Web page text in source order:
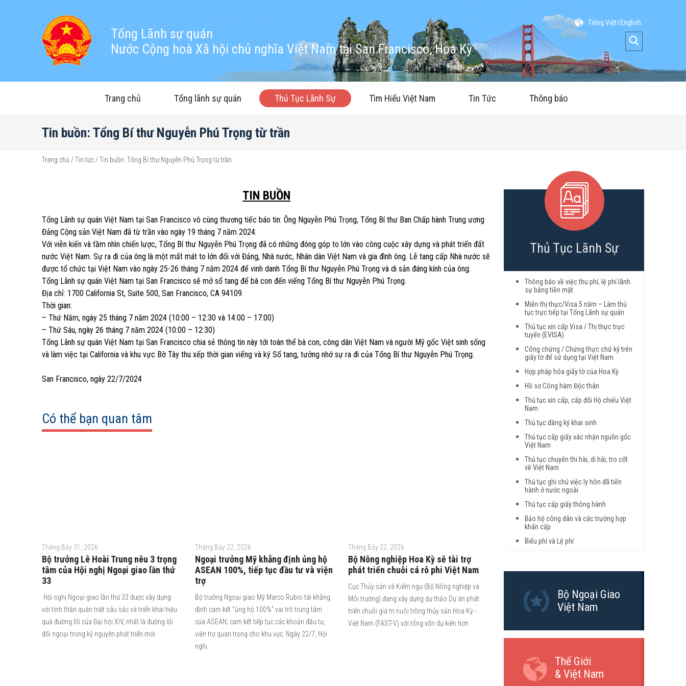
Tổng Lãnh sự quán
Nước Cộng hoà Xã hội chủ nghĩa Việt Nam tại San Francisco, Hoa Kỳ
Tiếng Việt English
Trang chủ Tổng lãnh sự quán Thủ Tục Lãnh Sự Tìm Hiểu Việt Nam Tin Tức Thông báo
Tin buồn: Tổng Bí thư Nguyễn Phú Trọng từ trần
Trang chủ /Tin tức /Tin buồn: Tổng Bí thư Nguyễn Phú Trọng từ trần
TIN BUỒN
Tổng Lãnh sự quán Việt Nam tại San Francisco vô cùng thương tiếc báo tin: Ông Nguyễn Phú Trọng, Tổng Bí thư Ban Chấp hành Trung ương
Đảng Cộng sản Việt Nam đã từ trần vào ngày 19 tháng 7 năm 2024.
Với viễn kiến và tầm nhìn chiến lược, Tổng Bí thư Nguyễn Phú Trọng đã có những đóng góp to lớn vào công cuộc xây dựng và phát triển đất
nước Việt Nam. Sự ra đi của ông là một mất mát to lớn đối với Đảng, Nhà nước, Nhân dân Việt Nam và gia đình ông. Lễ tang cấp Nhà nước sẽ
được tổ chức tại Việt Nam vào ngày 25-26 tháng 7 năm 2024 để vinh danh Tổng Bí thư Nguyễn Phú Trọng và di sản đáng kính của ông.
Tổng Lãnh sự quán Việt Nam tại San Francisco sẽ mở sổ tang để bà con đến viếng Tổng Bí thư Nguyễn Phú Trọng.
Địa chỉ: 1700 California St, Suite 500, San Francisco, CA 94109.
Thời gian:
– Thứ Năm, ngày 25 tháng 7 năm 2024 (10:00 – 12:30 và 14:00 – 17:00)
– Thứ Sáu, ngày 26 tháng 7 năm 2024 (10:00 – 12:30)
Tổng Lãnh sự quán Việt Nam tại San Francisco chia sẻ thông tin này tới toàn thể bà con, công dân Việt Nam và người Mỹ gốc Việt sinh sống
và làm việc tại California và khu vực Bờ Tây thu xếp thời gian viếng và ký Sổ tang, tưởng nhớ sự ra đi của Tổng Bí thư Nguyễn Phú Trọng.
San Francisco, ngày 22/7/2024
Có thể bạn quan tâm
Tháng Bảy 31, 2026
Bộ trưởng Lê Hoài Trung nêu 3 trọng
tâm của Hội nghị Ngoại giao lần thứ
33
Hội nghị Ngoại giao lần thứ 33 được xây dựng
với tinh thần quán triệt sâu sắc và triển khai hiệu
quả đường lối của Đại hội XIV, nhất là đường lối
đối ngoại trong kỷ nguyên phát triển mới
Tháng Bảy 22, 2026
Ngoại trưởng Mỹ khẳng định ủng hộ
ASEAN 100%, tiếp tục đầu tư và viện
trợ
Bộ trưởng Ngoại giao Mỹ Marco Rubio tái khẳng
định cam kết “ủng hộ 100%” vai trò trung tâm
của ASEAN; cam kết tiếp tục các khoản đầu tư,
viện trợ quan trọng cho khu vực. Ngày 22/7, Hội
nghị
Tháng Bảy 22, 2026
Bộ Nông nghiệp Hoa Kỳ sẽ tài trợ
phát triển chuỗi cá rô phi Việt Nam
Cục Thủy sản và Kiểm ngư (Bộ Nông nghiệp và
Môi trường) đang xây dựng dự thảo Dự án phát
triển chuỗi giá trị nuôi trồng thủy sản Hoa Kỳ -
Việt Nam (FAST-V) với tổng vốn dự kiến hơn
Thủ Tục Lãnh Sự
Thông báo về việc thu phí, lệ phí lãnh
sự bằng tiền mặt
Miễn thị thực/Visa 5 năm – Làm thủ
tục trực tiếp tại Tổng Lãnh sự quán
Thủ tục xin cấp Visa / Thị thực trực
tuyến (EVISA)
Công chứng / Chứng thực chữ ký trên
giấy tờ để sử dụng tại Việt Nam
Hợp pháp hóa giấy tờ của Hoa Kỳ
Hồ sơ Công hàm Độc thân
Thủ tục xin cấp, cấp đổi Hộ chiếu Việt
Nam
Thủ tục đăng ký khai sinh
Thủ tục cấp giấy xác nhận nguồn gốc
Việt Nam
Thủ tục chuyển thi hài, di hài, tro cốt
về Việt Nam
Thủ tục ghi chú việc ly hôn đã tiến
hành ở nước ngoài
Thủ tục cấp giấy thông hành
Bảo hộ công dân và các trường hợp
khẩn cấp
Biểu phí và Lệ phí
Bộ Ngoại Giao
Việt Nam
Thế Giới
& Việt Nam